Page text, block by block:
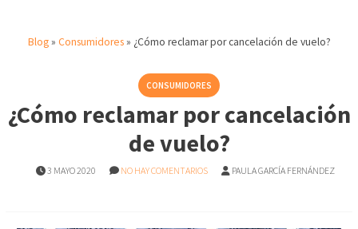
Blog» Consumidores» ¿Cómo reclamar por cancelación de vuelo?
CONSUMIDORES
¿Cómo reclamar por cancelación
de vuelo?
3 MAYO 2020 NO HAY COMENTARIOS PAULA GARCÍA FERNÁNDEZ